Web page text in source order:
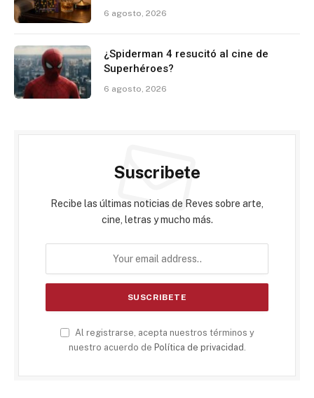
6 agosto, 2026
¿Spiderman 4 resucitó al cine de
Superhéroes?
6 agosto, 2026
Suscribete
Recibe las últimas noticias de Reves sobre arte,
cine, letras y mucho más.
Al registrarse, acepta nuestros términos y
nuestro acuerdo de Política de privacidad